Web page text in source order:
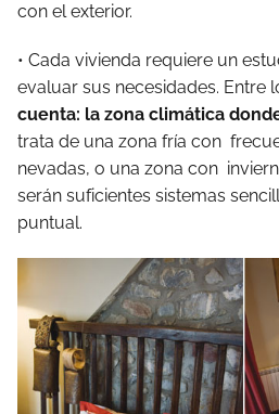
con el exterior.
• Cada vivienda requiere un
evaluar sus necesidades. Entre
cuenta: la zona climática
trata de una zona fría con
nevadas, o una zona con
serán suficientes sistemas
puntual.